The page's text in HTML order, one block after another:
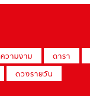
ความงาม ดารา
ดวงรายวัน